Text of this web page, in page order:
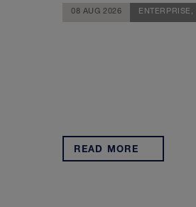
08 AUG 2026 ENTERPRISE,
READ MORE